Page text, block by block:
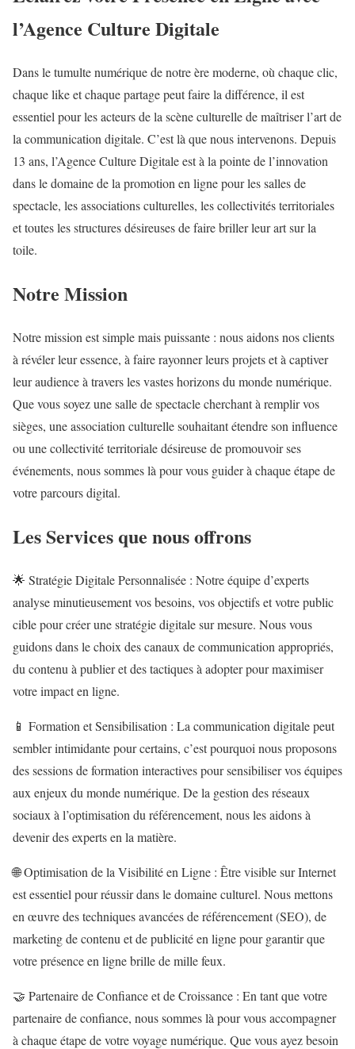
l’Agence Culture Digitale
Dans le tumulte numérique de notre ère moderne, où chaque clic,
chaque like et chaque partage peut faire la différence, il est
essentiel pour les acteurs de la scène culturelle de maîtriser l’art de
la communication digitale. C’est là que nous intervenons. Depuis
13 ans, l’Agence Culture Digitale est à la pointe de l’innovation
dans le domaine de la promotion en ligne pour les salles de
spectacle, les associations culturelles, les collectivités territoriales
et toutes les structures désireuses de faire briller leur art sur la
toile.
Notre Mission
Notre mission est simple mais puissante : nous aidons nos clients
à révéler leur essence, à faire rayonner leurs projets et à captiver
leur audience à travers les vastes horizons du monde numérique.
Que vous soyez une salle de spectacle cherchant à remplir vos
sièges, une association culturelle souhaitant étendre son influence
ou une collectivité territoriale désireuse de promouvoir ses
événements, nous sommes là pour vous guider à chaque étape de
votre parcours digital.
Les Services que nous offrons
🌟 Stratégie Digitale Personnalisée : Notre équipe d’experts
analyse minutieusement vos besoins, vos objectifs et votre public
cible pour créer une stratégie digitale sur mesure. Nous vous
guidons dans le choix des canaux de communication appropriés,
du contenu à publier et des tactiques à adopter pour maximiser
votre impact en ligne.
📱 Formation et Sensibilisation : La communication digitale peut
sembler intimidante pour certains, c’est pourquoi nous proposons
des sessions de formation interactives pour sensibiliser vos équipes
aux enjeux du monde numérique. De la gestion des réseaux
sociaux à l’optimisation du référencement, nous les aidons à
devenir des experts en la matière.
🌐 Optimisation de la Visibilité en Ligne : Être visible sur Internet
est essentiel pour réussir dans le domaine culturel. Nous mettons
en œuvre des techniques avancées de référencement (SEO), de
marketing de contenu et de publicité en ligne pour garantir que
votre présence en ligne brille de mille feux.
🤝 Partenaire de Confiance et de Croissance : En tant que votre
partenaire de confiance, nous sommes là pour vous accompagner
à chaque étape de votre voyage numérique. Que vous ayez besoin